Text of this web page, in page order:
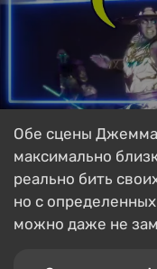
Обе сцены Джемма
максимально
реально бить
но с
можно даже не